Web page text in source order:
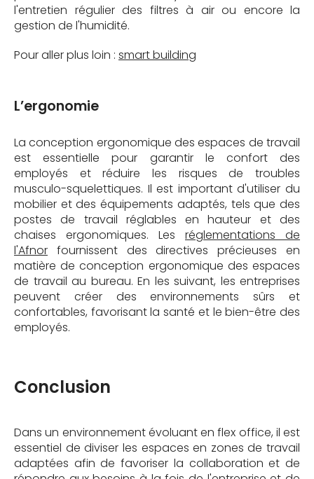
l'entretien régulier des filtres à air ou encore la
gestion de l'humidité.
Pour aller plus loin : smart building
L’ergonomie
La conception ergonomique des espaces de travail
est essentielle pour garantir le confort des
employés et réduire les risques de troubles
musculo-squelettiques. Il est important d'utiliser du
mobilier et des équipements adaptés, tels que des
postes de travail réglables en hauteur et des
chaises ergonomiques. Les réglementations de
l'Afnor fournissent des directives précieuses en
matière de conception ergonomique des espaces
de travail au bureau. En les suivant, les entreprises
peuvent créer des environnements sûrs et
confortables, favorisant la santé et le bien-être des
employés.
Conclusion
Dans un environnement évoluant en flex office, il est
essentiel de diviser les espaces en zones de travail
adaptées afin de favoriser la collaboration et de